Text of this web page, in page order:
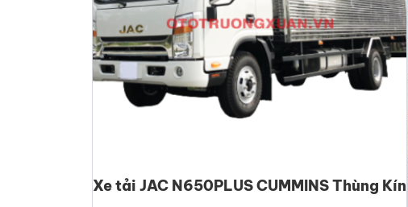
Xe tải JAC N650PLUS CUMMINS Thùng Kín